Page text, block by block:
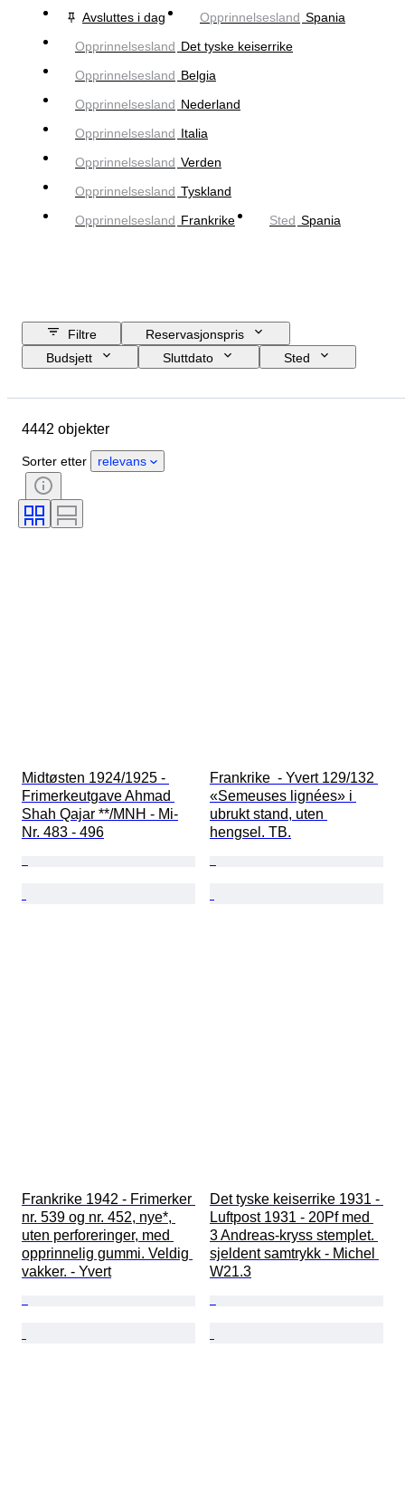
Avsluttes i dag
Opprinnelsesland Spania
Opprinnelsesland Det tyske keiserrike
Opprinnelsesland Belgia
Opprinnelsesland Nederland
Opprinnelsesland Italia
Opprinnelsesland Verden
Opprinnelsesland Tyskland
Opprinnelsesland Frankrike Sted Spania
Filtre
Reservasjonspris
Budsjett
Sluttdato
Sted
Kjønn
Sertifisering
Teknikk
Signatur
Utgave nr
Solgt av
4442 objekter
Sorter etter relevans
Midtøsten 1924/1925 -
Frimerkeutgave Ahmad
Shah Qajar **/MNH - Mi-
Nr. 483 - 496
Frankrike  - Yvert 129/132
«Semeuses lignées» i
ubrukt stand, uten
hengsel. TB.
Frankrike 1942 - Frimerker
nr. 539 og nr. 452, nye*,
uten perforeringer, med
opprinnelig gummi. Veldig
vakker. - Yvert
Det tyske keiserrike 1931 -
Luftpost 1931 - 20Pf med
3 Andreas-kryss stemplet.
sjeldent samtrykk - Michel
W21.3